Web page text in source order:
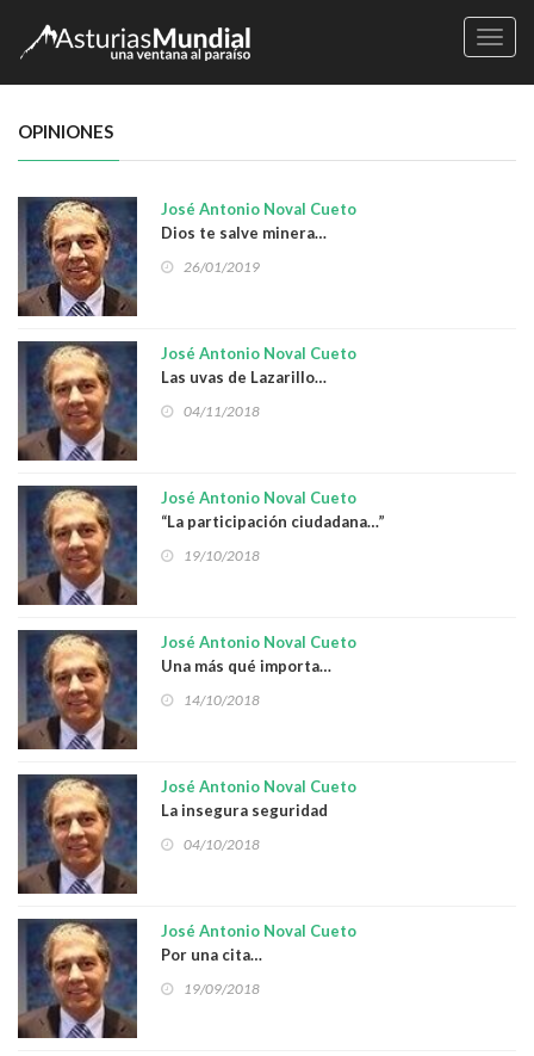
OPINIONES
José Antonio Noval Cueto
Dios te salve minera…
26/01/2019
José Antonio Noval Cueto
Las uvas de Lazarillo…
04/11/2018
José Antonio Noval Cueto
“La participación ciudadana…”
19/10/2018
José Antonio Noval Cueto
Una más qué importa…
14/10/2018
José Antonio Noval Cueto
La insegura seguridad
04/10/2018
José Antonio Noval Cueto
Por una cita…
19/09/2018